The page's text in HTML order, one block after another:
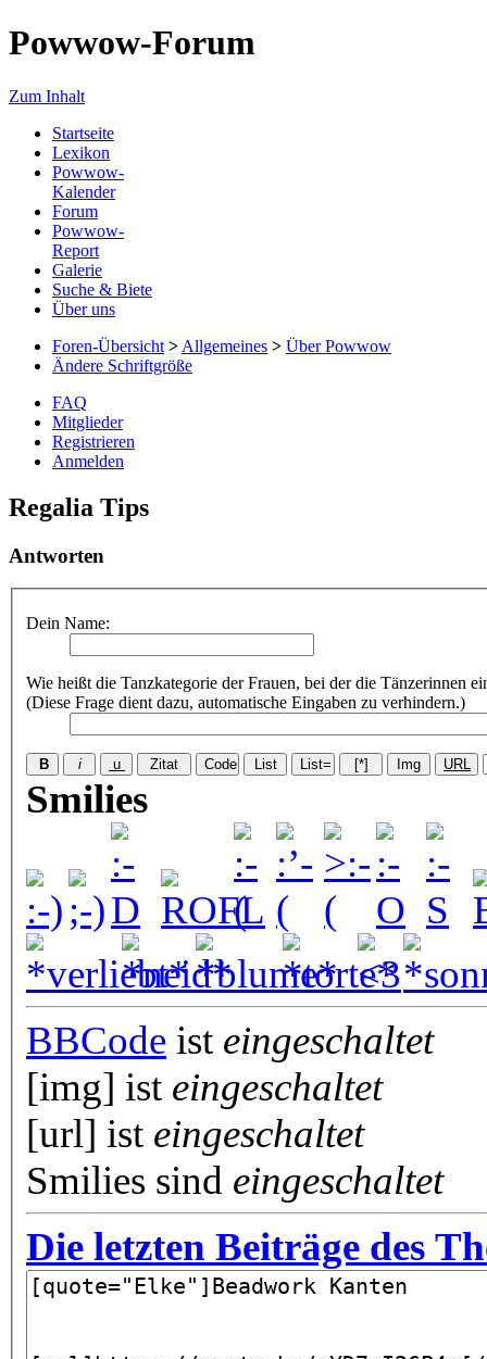
Powwow-Forum
Zum Inhalt
Startseite
Lexikon
Powwow-
Kalender
Forum
Powwow-
Report
Galerie
Suche & Biete
Über uns
Foren-Übersicht > Allgemeines > Über Powwow
Ändere Schriftgröße
FAQ
Mitglieder
Registrieren
Anmelden
Regalia Tips
Antworten
Dein Name:
Wie heißt die Tanzkategorie der Frauen, bei der die Tänzerinnen
(Diese Frage dient dazu, automatische Eingaben zu verhindern.)
Smilies
BBCode ist eingeschaltet
[img] ist eingeschaltet
[url] ist eingeschaltet
Smilies sind eingeschaltet
Die letzten Beiträge des